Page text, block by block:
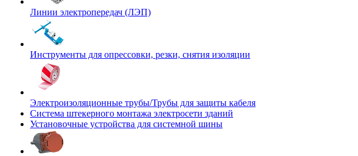
Линии электропередач (ЛЭП)
Инструменты для опрессовки, резки, снятия изоляции
Электроизоляционные трубы/Трубы для защиты кабеля
Система штекерного монтажа электросети зданий
Установочные устройства для системной шины